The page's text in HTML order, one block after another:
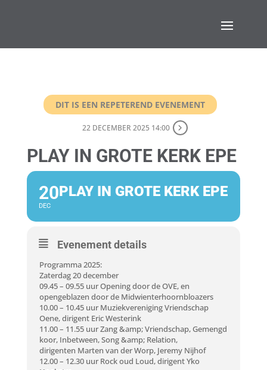
DIT IS EEN REPETEREND EVENEMENT
22 DECEMBER 2025 14:00
PLAY IN GROTE KERK EPE
20
DEC
PLAY IN GROTE KERK EPE
Evenement details
Programma 2025:
Zaterdag 20 december
09.45 – 09.55 uur Opening door de OVE, en
opengeblazen door de Midwienterhoornbloazers
10.00 – 10.45 uur Muziekvereniging Vriendschap
Oene, dirigent Eric Westerink
11.00 – 11.55 uur Zang &amp; Vriendschap, Gemengd
koor, Inbetween, Song &amp; Relation,
dirigenten Marten van der Worp, Jeremy Nijhof
12.00 – 12.30 uur Rock oud Loud, dirigent Yko